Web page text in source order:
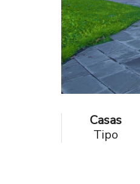
Casas
Tipo